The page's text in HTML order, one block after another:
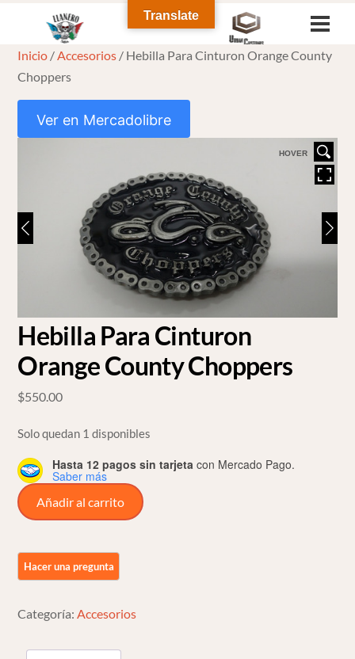
content
Inicio /Accesorios / Hebilla Para Cinturon Orange County
Choppers
Ver en Mercadolibre
HOVER
Hebilla Para Cinturon
Orange County Choppers
$550.00
Solo quedan 1 disponibles
Hasta 12 pagos sin tarjeta con Mercado Pago.
Saber más
Hebilla
Para
Orange
County
cantidad
Añadir al carrito
Categoría:Accesorios
Translate